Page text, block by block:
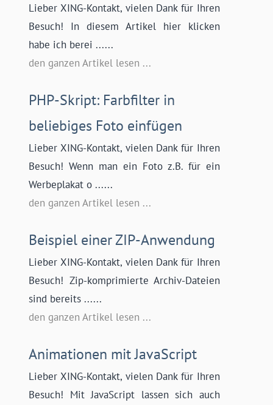
Lieber XING-Kontakt, vielen Dank für Ihren
Besuch! In diesem Artikel hier klicken
habe ich berei ......
den ganzen Artikel lesen ...
PHP-Skript: Farbfilter in
beliebiges Foto einfügen
Lieber XING-Kontakt, vielen Dank für Ihren
Besuch! Wenn man ein Foto z.B. für ein
Werbeplakat o ......
den ganzen Artikel lesen ...
Beispiel einer ZIP-Anwendung
Lieber XING-Kontakt, vielen Dank für Ihren
Besuch! Zip-komprimierte Archiv-Dateien
sind bereits ......
den ganzen Artikel lesen ...
Animationen mit JavaScript
Lieber XING-Kontakt, vielen Dank für Ihren
Besuch! Mit JavaScript lassen sich auch